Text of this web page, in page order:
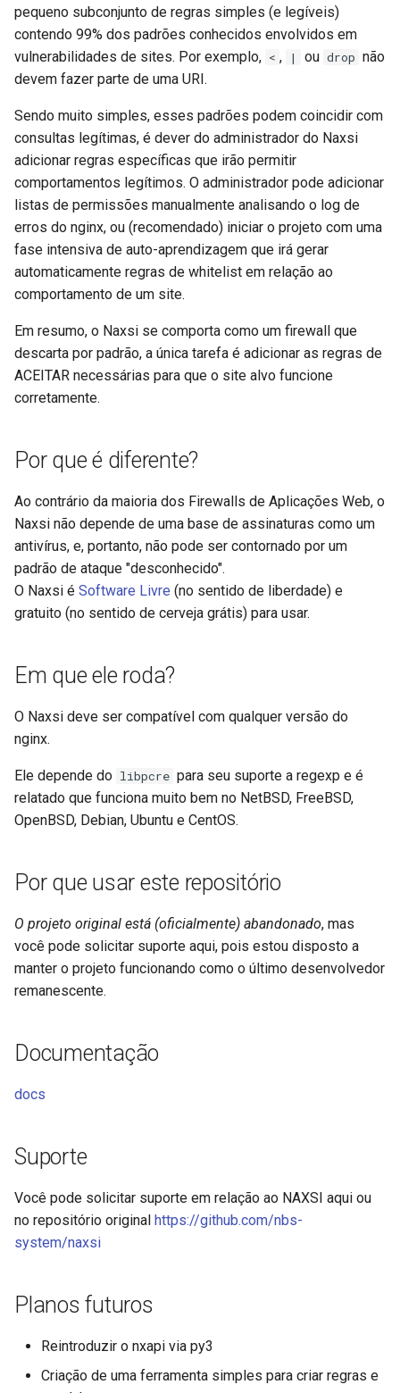
$os_version
feishu-auth
fileinfo
ftpclient
global-throttle
healthcheck
hmac
hoedown
http
http2
hyperscan
influx
injection
jit-uuid
jq
jsonrpc-batch
jump-consistent-hash
kafka
libcjson
lmdb
locations
logger-socket
lrucache
macaroons
pequeno subconjunto de regras simples (e legíveis)
contendo 99% dos padrões conhecidos envolvidos em
vulnerabilidades de sites. Por exemplo, < , | ou drop não
devem fazer parte de uma URI.
Sendo muito simples, esses padrões podem coincidir com
consultas legítimas, é dever do administrador do Naxsi
adicionar regras específicas que irão permitir
comportamentos legítimos. O administrador pode adicionar
listas de permissões manualmente analisando o log de
erros do nginx, ou (recomendado) iniciar o projeto com uma
fase intensiva de auto-aprendizagem que irá gerar
automaticamente regras de whitelist em relação ao
comportamento de um site.
Em resumo, o Naxsi se comporta como um firewall que
descarta por padrão, a única tarefa é adicionar as regras de
ACEITAR necessárias para que o site alvo funcione
corretamente.
Por que é diferente?
Ao contrário da maioria dos Firewalls de Aplicações Web, o
Naxsi não depende de uma base de assinaturas como um
antivírus, e, portanto, não pode ser contornado por um
padrão de ataque "desconhecido".
O Naxsi é Software Livre (no sentido de liberdade) e
gratuito (no sentido de cerveja grátis) para usar.
Em que ele roda?
O Naxsi deve ser compatível com qualquer versão do
nginx.
Ele depende do libpcre para seu suporte a regexp e é
relatado que funciona muito bem no NetBSD, FreeBSD,
OpenBSD, Debian, Ubuntu e CentOS.
Por que usar este repositório
O projeto original está (oficialmente) abandonado, mas
você pode solicitar suporte aqui, pois estou disposto a
manter o projeto funcionando como o último desenvolvedor
remanescente.
Documentação
docs
Suporte
Você pode solicitar suporte em relação ao NAXSI aqui ou
no repositório original https://github.com/nbs-
system/naxsi
Planos futuros
Reintroduzir o nxapi via py3
Criação de uma ferramenta simples para criar regras e